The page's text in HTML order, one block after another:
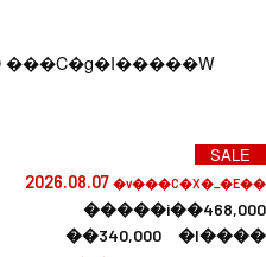
���C�g�I�����W
SALE
2026.08.07 �v���C�X�_�E��
�����i��468,000
��340,000 �l����